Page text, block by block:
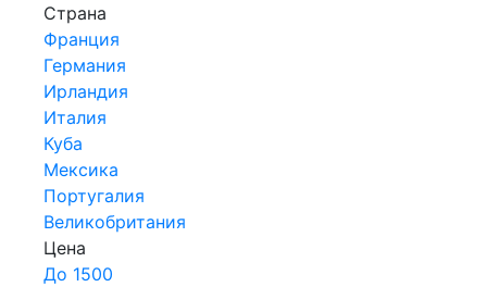
Страна
Франция
Германия
Ирландия
Италия
Куба
Мексика
Португалия
Великобритания
Цена
До 1500